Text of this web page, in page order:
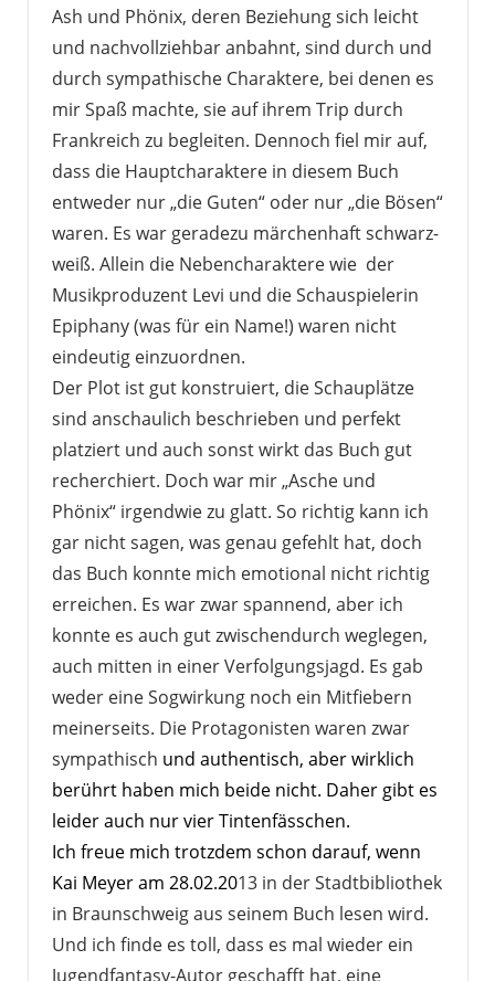
Ash und Phönix, deren Beziehung sich leicht
und nachvollziehbar anbahnt, sind durch und
durch sympathische Charaktere, bei denen es
mir Spaß machte, sie auf ihrem Trip durch
Frankreich zu begleiten. Dennoch fiel mir auf,
dass die Hauptcharaktere in diesem Buch
entweder nur „die Guten“ oder nur „die Bösen“
waren. Es war geradezu märchenhaft schwarz-
weiß. Allein die Nebencharaktere wie der
Musikproduzent Levi und die Schauspielerin
Epiphany (was für ein Name!) waren nicht
eindeutig einzuordnen.
Der Plot ist gut konstruiert, die Schauplätze
sind anschaulich beschrieben und perfekt
platziert und auch sonst wirkt das Buch gut
recherchiert. Doch war mir „Asche und
Phönix“ irgendwie zu glatt. So richtig kann ich
gar nicht sagen, was genau gefehlt hat, doch
das Buch konnte mich emotional nicht richtig
erreichen. Es war zwar spannend, aber ich
konnte es auch gut zwischendurch weglegen,
auch mitten in einer Verfolgungsjagd. Es gab
weder eine Sogwirkung noch ein Mitfiebern
meinerseits. Die Protagonisten waren zwar
sympathisch und authentisch, aber wirklich
berührt haben mich beide nicht. Daher gibt es
leider auch nur vier Tintenfässchen.
Ich freue mich trotzdem schon darauf, wenn
Kai Meyer am 28.02.2013 in der Stadtbibliothek
in Braunschweig aus seinem Buch lesen wird.
Und ich finde es toll, dass es mal wieder ein
Jugendfantasy-Autor geschafft hat, eine